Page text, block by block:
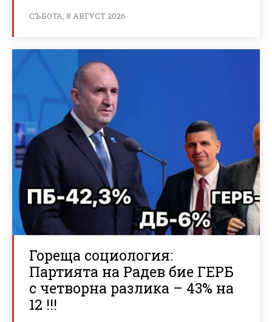
СЪБОТА, 8 АВГУСТ 2026
Гореща социология:
Партията на Радев бие ГЕРБ
с четворна разлика – 43% на
12 !!!